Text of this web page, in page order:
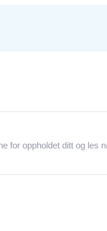
for oppholdet ditt og les